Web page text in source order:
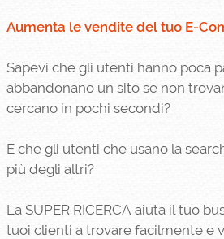
Aumenta le vendite del tuo E-
Sapevi che gli utenti hanno poca
abbandonano un sito se non
cercano in pochi secondi?
E che gli utenti che usano la
più degli altri?
La SUPER RICERCA aiuta il tuo
tuoi clienti a trovare facilmente e